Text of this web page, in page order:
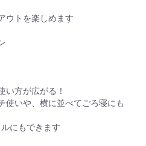
ウトを楽しめます
い方が広がる！
使いや、横に並べてごろ寝にも
にもできます